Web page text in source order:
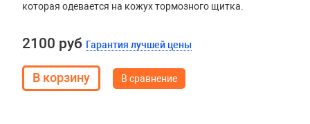
которая одевается на кожух тормозного щитка.
2100 руб Гарантия лучшей цены
В сравнение